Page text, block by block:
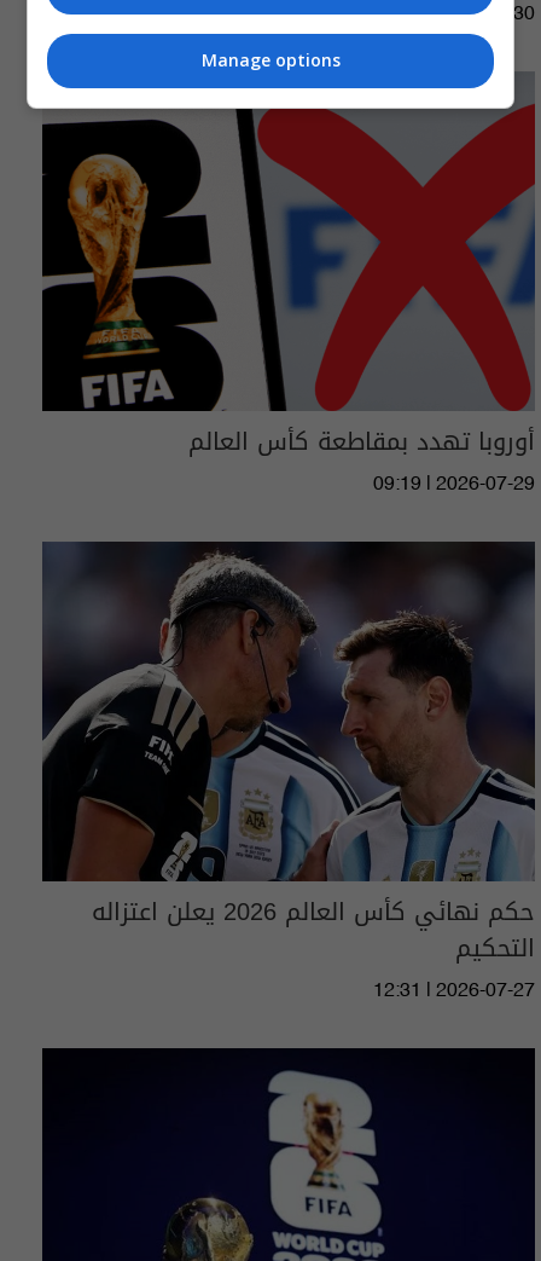
01:45 | 2026-07-30
أوروبا تهدد بمقاطعة كأس العالم
09:19 | 2026-07-29
حكم نهائي كأس العالم 2026 يعلن اعتزاله
التحكيم
12:31 | 2026-07-27
Manage options